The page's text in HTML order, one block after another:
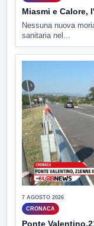
Miasmi e Calore,
Nessuna nuova
sanitaria nel...
7 AGOSTO 2026
CRONACA
Ponte